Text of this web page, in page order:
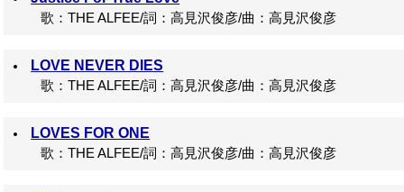
歌：THE ALFEE/詞：高見沢俊彦/曲：高見沢俊彦
LOVE NEVER DIES
歌：THE ALFEE/詞：高見沢俊彦/曲：高見沢俊彦
LOVES FOR ONE
歌：THE ALFEE/詞：高見沢俊彦/曲：高見沢俊彦